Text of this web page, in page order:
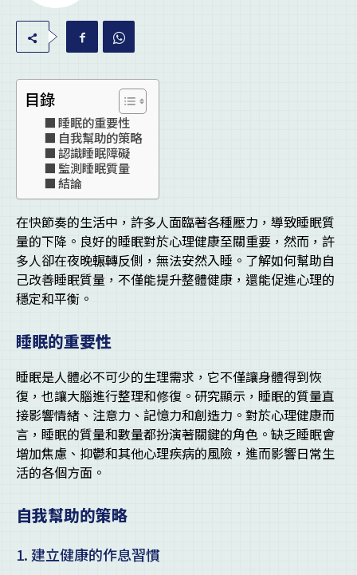
目錄
睡眠的重要性
自我幫助的策略
認識睡眠障礙
監測睡眠質量
結論
在快節奏的生活中，許多人面臨著各種壓力，導致睡眠質
量的下降。良好的睡眠對於心理健康至關重要，然而，許
多人卻在夜晚輾轉反側，無法安然入睡。了解如何幫助自
己改善睡眠質量，不僅能提升整體健康，還能促進心理的
穩定和平衡。
睡眠的重要性
睡眠是人體必不可少的生理需求，它不僅讓身體得到恢
復，也讓大腦進行整理和修復。研究顯示，睡眠的質量直
接影響情緒、注意力、記憶力和創造力。對於心理健康而
言，睡眠的質量和數量都扮演著關鍵的角色。缺乏睡眠會
增加焦慮、抑鬱和其他心理疾病的風險，進而影響日常生
活的各個方面。
自我幫助的策略
1. 建立健康的作息習慣